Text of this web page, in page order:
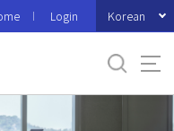
Login Korean